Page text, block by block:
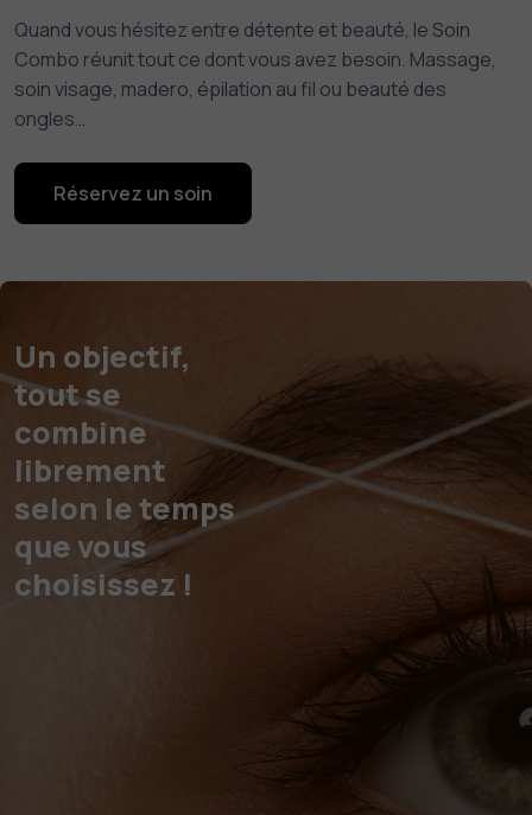
Quand vous hésitez entre détente et beauté, le Soin
Combo réunit tout ce dont vous avez besoin. Massage,
soin visage, madero, épilation au fil ou beauté des
ongles…
Réservez un soin
Un objectif,
tout se
combine
librement
selon le temps
que vous
choisissez !